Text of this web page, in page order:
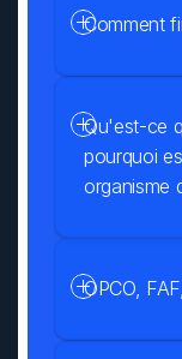
Qu'est-ce
pourquoi
organisme
Comment
OPCO,